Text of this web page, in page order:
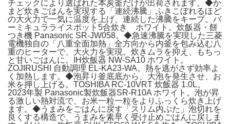
チェックにより選ばれた本炭釜だけが出荷されます。◆か
まど炊きごはんを実現する「連続沸騰」ふきこぼれるほど
の大火力で一気に温度を上げ、連続した沸騰をキープ。バ
ーミキュラライスポット5合炊き ホワイト。炊飯器・餅
つき機 Panasonic SR-JW058。◆急速沸騰を実現した三菱
電機独自の「八重全面加熱」全方向から内釜を包み込む八
重のヒーターで、大火力を実現。炊きムラを抑え、もちっ
と甘いごはんに。IH炊飯器 NW-SA10 ホワイト。
ZOJIRUSHI 自動調理 EL-KA23-WA。熱を逃がさず効率よ
く加熱します。◆泡昇り釜底底から、大泡を発生させ、お
米を押し上げる。TOSHIBA RC-10VRT 炊飯器 1.0L。
2023年製 Panasonic製炊飯器SR-R10A ホワイト。泡が昇
る激しい熱対流で、お米一粒一粒をよりふっくら炊き上げ
ます。◆うまみをごはんに戻す「スリム内ぶた」泡切れを
良くする構造で、うまみを素早く受け止めごはんに戻しま